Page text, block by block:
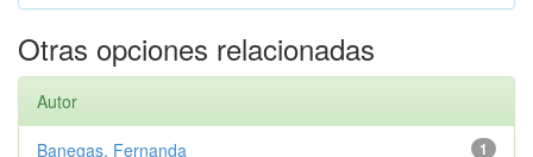
Otras opciones relacionadas
Autor
1
Banegas, Fernanda